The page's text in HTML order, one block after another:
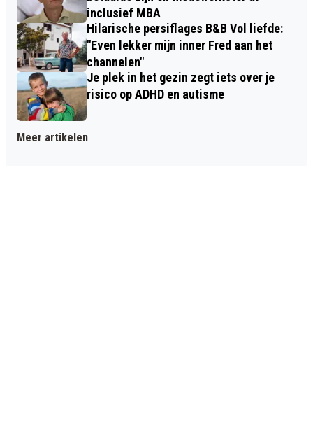
inclusief MBA
Hilarische persiflages B&B Vol liefde:
"Even lekker mijn inner Fred aan het
channelen"
Je plek in het gezin zegt iets over je
risico op ADHD en autisme
Meer artikelen